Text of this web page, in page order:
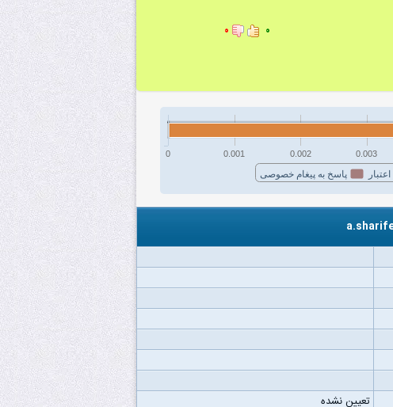
۰ ۰
اعتبار پاسخ به پیغام خصوصی
0 0.001 0.002 0.003
تعیین نشده